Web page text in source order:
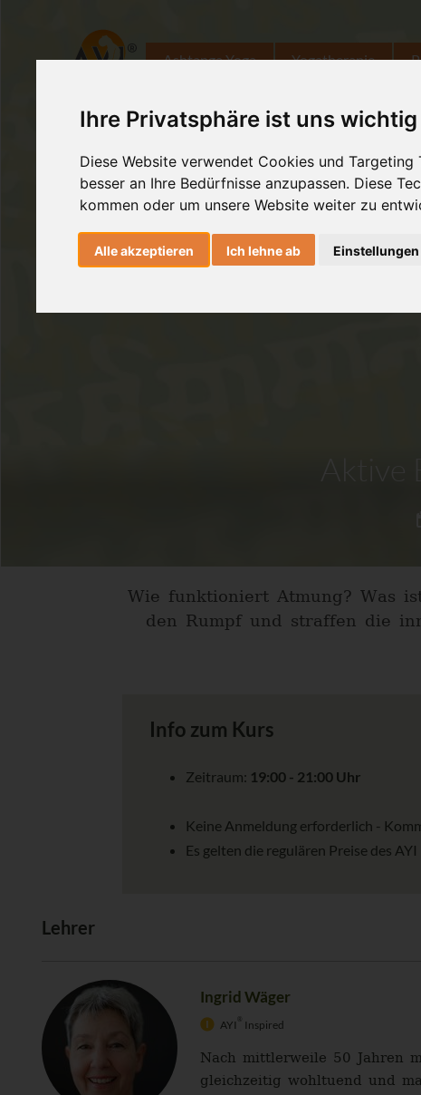
Ihre Privatsphäre ist uns wichtig
Diese Website verwendet Cookies und
besser an Ihre Bedürfnisse anzupassen. Diese
kommen oder um unsere Website weiter zu
Alle akzeptieren Ich lehne ab
Ashtanga Yoga Yogatherapie
Wie funktioniert Atmung? Was
den Rumpf und straffen die
Info zum Kurs
Zeitraum: 19:00 - 21:00 Uhr
Keine Anmeldung erforderlich -
Es gelten die regulären Preise des
Lehrer
Ingrid Wäger
AYI Inspired
Nach mittlerweile 50 Jahren
gleichzeitig wohltuend und